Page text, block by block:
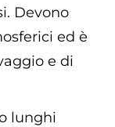
Devono
ed è
e di
lunghi